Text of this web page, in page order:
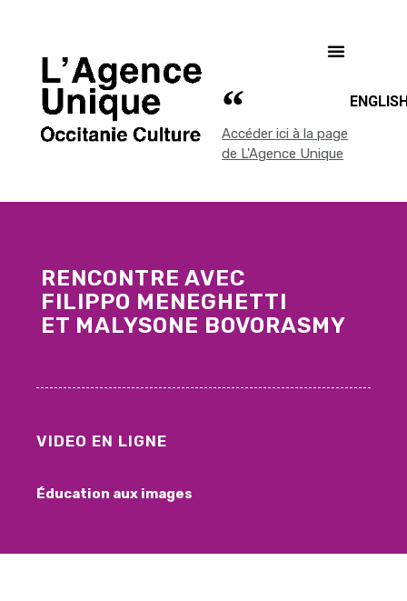
Accéder ici à la page
de L'Agence Unique
RENCONTRE AVEC
FILIPPO MENEGHETTI
ET MALYSONE BOVORASMY
VIDEO EN LIGNE
Éducation aux images